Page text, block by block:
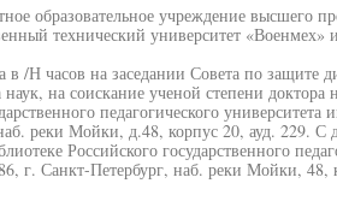
образовательное учреждение высшего
технический университет
в /Н часов на заседании Совета по защите
на соискание ученой степени доктора
педагогического
реки Мойки, д.48, корпус 20, ауд. 229. С
Российского государственного
г. Санкт-Петербург, наб. реки Мойки, 48,